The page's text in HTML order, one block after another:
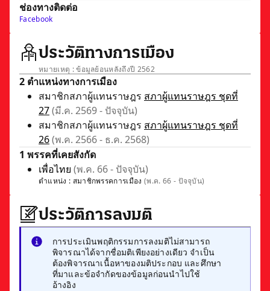
ช่องทางติดต่อ
Facebook
ประวัติทางการเมือง
หมายเหตุ : ข้อมูลย้อนหลังถึงปี 2562
2 ตำแหน่งทางการเมือง
สมาชิกสภาผู้แทนราษฎร สภาผู้แทนราษฎร ชุดที่
27(มี.ค. 2569 - ปัจจุบัน)
สมาชิกสภาผู้แทนราษฎร สภาผู้แทนราษฎร ชุดที่
26(พ.ค. 2566 - ธ.ค. 2568)
1 พรรคที่เคยสังกัด
เพื่อไทย (พ.ค. 66 - ปัจจุบัน)
ตำแหน่ง : สมาชิกพรรคการเมือง(พ.ค. 66 - ปัจจุบัน)
ประวัติการลงมติ
การประเมินพฤติกรรมการลงมติไม่สามารถ
พิจารณาได้จากชื่อมติเพียงอย่างเดียว จำเป็น
ต้องพิจารณาเนื้อหาของมติประกอบ และศึกษา
ที่มาและข้อจำกัดของข้อมูลก่อนนำไปใช้
อ้างอิง